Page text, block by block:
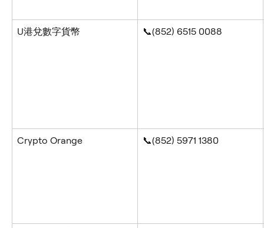
U港兌數字貨幣 📞(852) 6515 0088
Crypto Orange 📞(852) 5971 1380